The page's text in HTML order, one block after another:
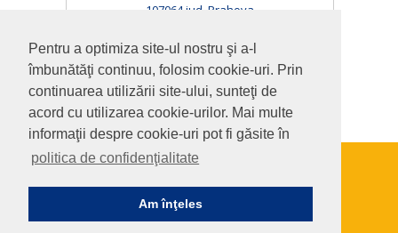
Pentru a optimiza site-ul nostru şi a-l
îmbunătăţi continuu, folosim cookie-uri. Prin
continuarea utilizării site-ului, sunteţi de
acord cu utilizarea cookie-urilor. Mai multe
informaţii despre cookie-uri pot fi găsite în
politica de confidenţialitate
Am înţeles
107064 jud. Prahova
S.C. ISOPOR S.R.L.
Cluj-Napoca, Calea Baciului, Nr.1-3 400230 jud. Cluj
Copyright © 2015 Swisspor Romania |
Webdesign by Softimpera